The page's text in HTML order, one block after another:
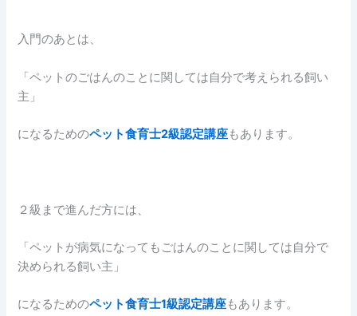
入門のあとは、
「ペットのごはんのことに関しては自分で考えられる飼い
主」
になるためのペット食育士2級認定講座もあります。
２級まで進んだ方には、
「ペットが病気になってもごはんのことに関しては自分で
決められる飼い主」
になるためのペット食育士1級認定講座もあります。